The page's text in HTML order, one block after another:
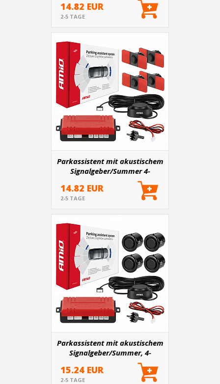
14.82 EUR
2-5 TAGE
Parkassistent mit akustischem
Signalgeber/Summer 4-
Sensoren schwarz innen
16,5mm AMiO-02253
14.82 EUR
2-5 TAGE
Parkassistent mit akustischem
Signalgeber/Summer, 4-
Sensoren, schwarz, Gold 18mm
15.24 EUR
2-5 TAGE